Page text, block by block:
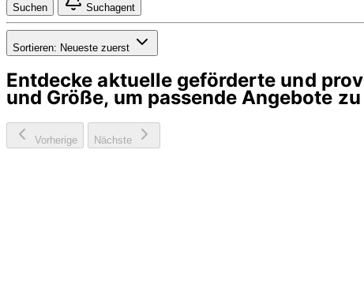
Suchen Suchagent
Sortieren: Neueste zuerst
Entdecke aktuelle geförderte und
und Größe, um passende Angebote
Vorherige Nächste